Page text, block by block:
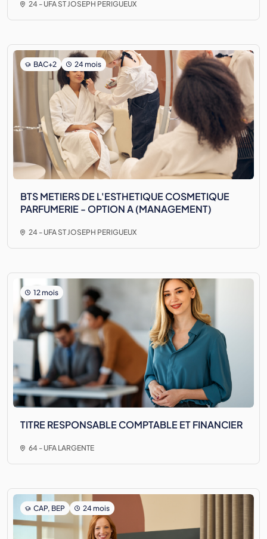
24 - UFA ST JOSEPH PERIGUEUX
BAC+2 24 mois
BTS METIERS DE L'ESTHETIQUE COSMETIQUE
PARFUMERIE - OPTION A (MANAGEMENT)
24 - UFA ST JOSEPH PERIGUEUX
12 mois
TITRE RESPONSABLE COMPTABLE ET FINANCIER
64 - UFA LARGENTE
CAP, BEP 24 mois